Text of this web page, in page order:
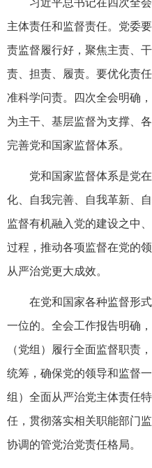
主体责任和监督责任。党委
责监督履行好，聚焦主责、
责、担责、履责。要优化责
准科学问责。四次全会明确
为主干、基层监督为支撑、
完善党和国家监督体系。
党和国家监督体系是党
化、自我完善、自我革新、
监督有机融入党的建设之中
过程，推动各项监督在党的
从严治党更大成效。
在党和国家各种监督形
一位的。全会工作报告明确
（党组）履行全面监督职责
统筹，确保党的领导和监督
组）全面从严治党主体责任
任，贯彻落实相关职能部门
协调的管党治党责任格局。